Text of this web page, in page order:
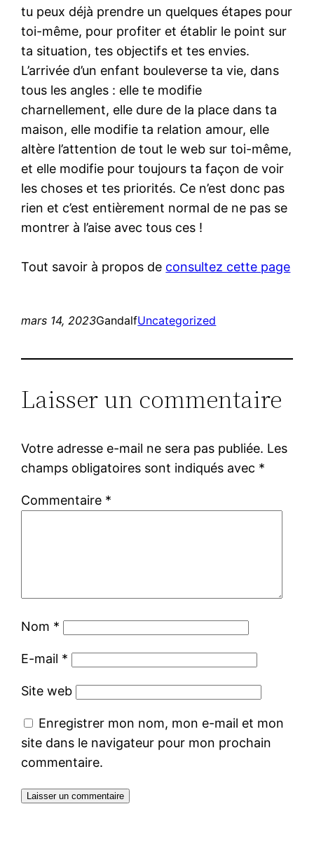
tu peux déjà prendre un quelques étapes pour
toi-même, pour profiter et établir le point sur
ta situation, tes objectifs et tes envies.
L’arrivée d’un enfant bouleverse ta vie, dans
tous les angles : elle te modifie
charnellement, elle dure de la place dans ta
maison, elle modifie ta relation amour, elle
altère l’attention de tout le web sur toi-même,
et elle modifie pour toujours ta façon de voir
les choses et tes priorités. Ce n’est donc pas
rien et c’est entièrement normal de ne pas se
montrer à l’aise avec tous ces !
Tout savoir à propos de consultez cette page
mars 14, 2023GandalfUncategorized
Laisser un commentaire
Votre adresse e-mail ne sera pas publiée. Les
champs obligatoires sont indiqués avec *
Commentaire *
Nom *
E-mail *
Site web
Enregistrer mon nom, mon e-mail et mon
site dans le navigateur pour mon prochain
commentaire.